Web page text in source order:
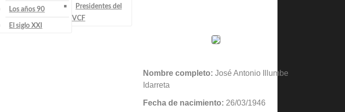
Los años 90
El siglo XXI
Presidentes del
VCF
Nombre completo: José Antonio Illumbe
Idarreta
Fecha de nacimiento: 26/03/1946